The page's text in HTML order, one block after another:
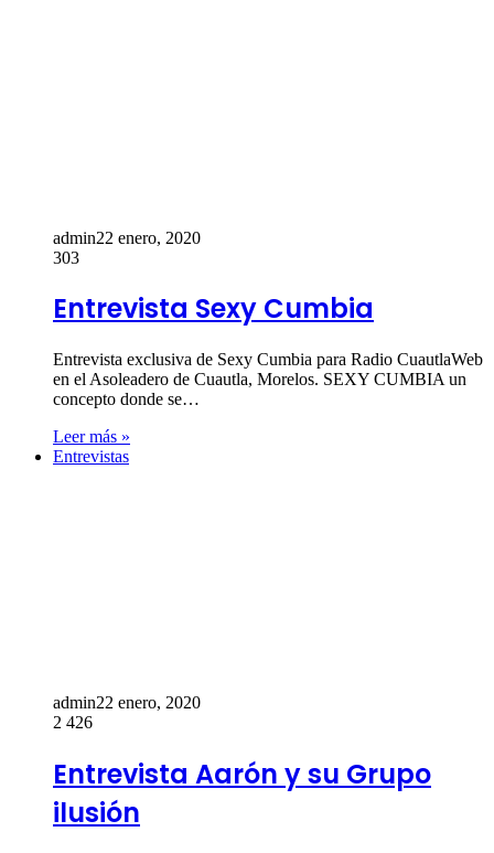
admin22 enero, 2020
303
Entrevista Sexy Cumbia
Entrevista exclusiva de Sexy Cumbia para Radio CuautlaWeb
en el Asoleadero de Cuautla, Morelos. SEXY CUMBIA un
concepto donde se…
Leer más »
Entrevistas
admin22 enero, 2020
2 426
Entrevista Aarón y su Grupo
ilusión